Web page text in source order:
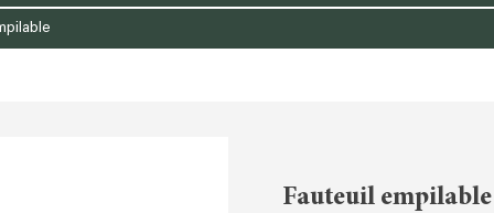
Fauteuil empilable